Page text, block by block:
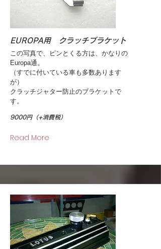
EUROPA用 クラッチブラケット
この写真で、ピンとくる方は、かなりの
Europa通。
（すでに付いている車も多数あります
が）
クラッチジャター防止のブラケットで
す。
9000円（+消費税）
Read More